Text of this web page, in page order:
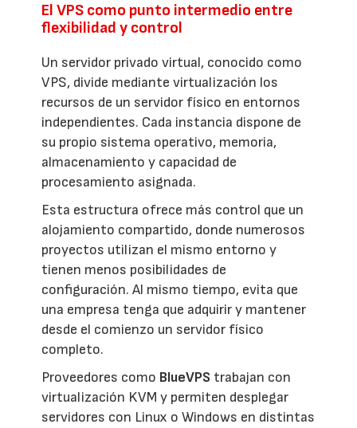
El VPS como punto intermedio entre
flexibilidad y control
Un servidor privado virtual, conocido como
VPS, divide mediante virtualización los
recursos de un servidor físico en entornos
independientes. Cada instancia dispone de
su propio sistema operativo, memoria,
almacenamiento y capacidad de
procesamiento asignada.
Esta estructura ofrece más control que un
alojamiento compartido, donde numerosos
proyectos utilizan el mismo entorno y
tienen menos posibilidades de
configuración. Al mismo tiempo, evita que
una empresa tenga que adquirir y mantener
desde el comienzo un servidor físico
completo.
Proveedores como BlueVPS trabajan con
virtualización KVM y permiten desplegar
servidores con Linux o Windows en distintas